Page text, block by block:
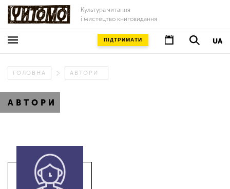
Культура читання
і мистецтво книговидання
UA
ПІДТРИМАТИ
ГОЛОВНА АВТОРИ
АВТОРИ